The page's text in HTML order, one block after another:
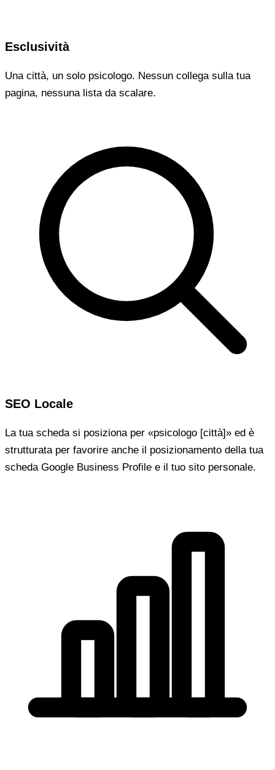
Esclusività
Una città, un solo psicologo. Nessun collega sulla tua
pagina, nessuna lista da scalare.
SEO Locale
La tua scheda si posiziona per «psicologo [città]» ed è
strutturata per favorire anche il posizionamento della tua
scheda Google Business Profile e il tuo sito personale.